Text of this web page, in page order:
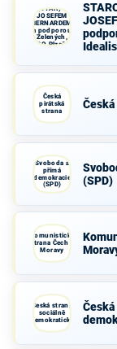
(STAN) s
JOSEFEM
BERNARDEM
a podporou
Zelených,
PRO Plzeň a
Česká
pirátská
strana
Svoboda a
přímá
demokracie
(SPD)
(SPD)
Komunistická
strana Čech a
Moravy
Česká strana
sociálně
demokratická